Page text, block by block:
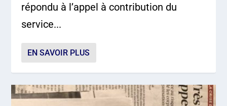
répondu à l’appel à contribution du
service...
EN SAVOIR PLUS